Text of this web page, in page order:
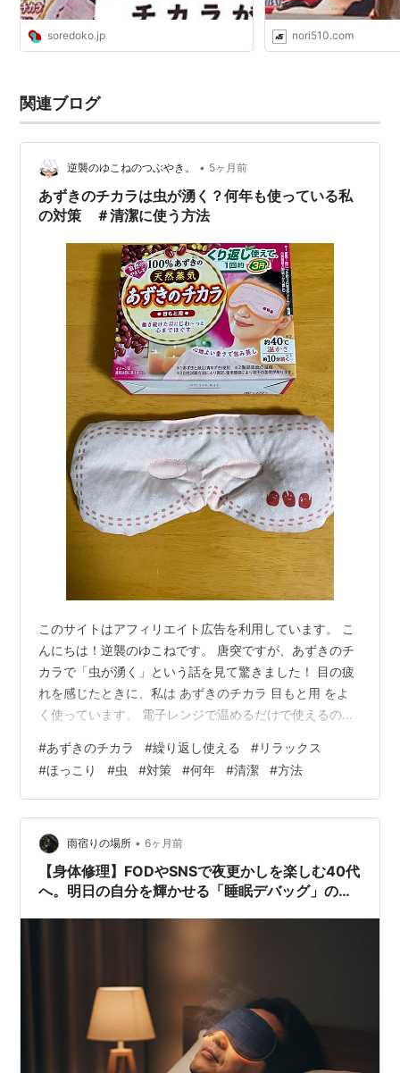
soredoko.jp nori510.com
関連ブログ
逆襲のゆこねのつぶやき。 • 5ヶ月前
あずきのチカラは虫が湧く？何年も使っている私
の対策 ＃清潔に使う方法
このサイトはアフィリエイト広告を利用しています。 こ
んにちは！逆襲のゆこねです。 唐突ですが、あずきのチ
カラで「虫が湧く」という話を見て驚きました！ 目の疲
れを感じたときに、私は あずきのチカラ 目もと用 をよ
く使っています。 電子レンジで温めるだけで使えるの
読んでいると 「虫が湧いた」という話を書いている人が
いて驚きました。 正直、「本当にそんなことがある
の？」と思いました。 私は何年も使っていますが、虫が
湧いたことは一度もありません。 もちろん環境や保管方
法なども関係するのかもしれませんが、 自分なりに気を
つけていることが1つあります。(…
#あずきのチカラ #繰り返し使える #リラックス
#ほっこり #虫 #対策 #何年 #清潔 #方法
雨宿りの場所 • 6ヶ月前
【身体修理】FODやSNSで夜更かしを楽しむ40代
へ。明日の自分を輝かせる「睡眠デバッグ」のス